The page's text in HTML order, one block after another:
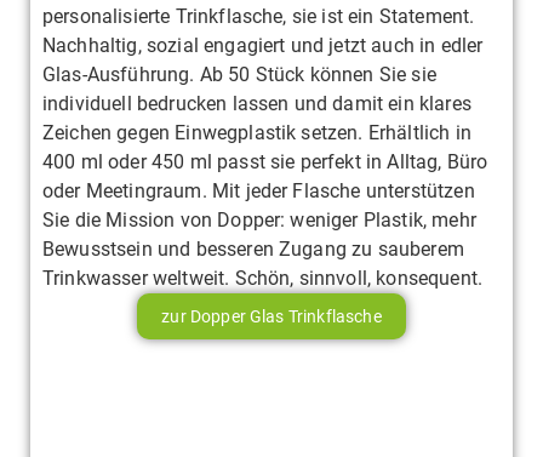
personalisierte Trinkflasche, sie ist ein Statement.
Nachhaltig, sozial engagiert und jetzt auch in edler
Glas-Ausführung. Ab 50 Stück können Sie sie
individuell bedrucken lassen und damit ein klares
Zeichen gegen Einwegplastik setzen. Erhältlich in
400 ml oder 450 ml passt sie perfekt in Alltag, Büro
oder Meetingraum. Mit jeder Flasche unterstützen
Sie die Mission von Dopper: weniger Plastik, mehr
Bewusstsein und besseren Zugang zu sauberem
Trinkwasser weltweit. Schön, sinnvoll, konsequent.
zur Dopper Glas Trinkflasche